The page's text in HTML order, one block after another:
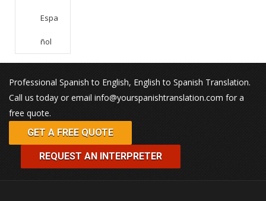
Espa
Ñol
Professional Spanish to English, English to Spanish Translation.
Call us today or email info@yourspanishtranslation.com for a
free quote.
GET A FREE QUOTE
REQUEST AN INTERPRETER